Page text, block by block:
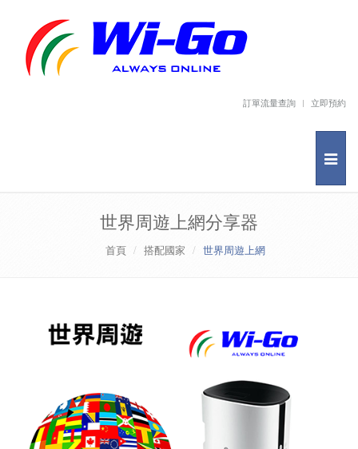
訂單流量查詢 立即預約
世界周遊上網分享器
首頁 搭配國家 世界周遊上網